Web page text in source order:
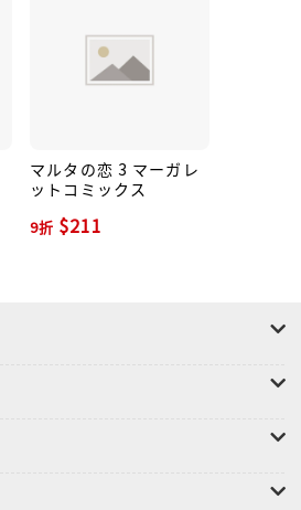
マルタの恋 3 マーガレ
ットコミックス
9折 $211